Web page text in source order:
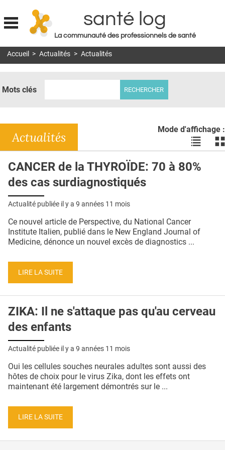
Jump to navigation
santé log
La communauté des professionnels de santé
MON COMPTE
DOSSIERS
RÉSEAUX
E-REVUE SAD
QUI SOMMES-NOUS ?
CONDITIONS GÉNÉRALES
CRÉDITS
Accueil > Actualités > Actualités
Mots clés
Mode d'affichage :
Voir
les
en
les
Actualités
CANCER de la THYROÏDE: 70 à 80%
des cas surdiagnostiqués
Actualité publiée il y a 9 années 11 mois
Ce nouvel article de Perspective, du National Cancer
Institute Italien, publié dans le New England Journal of
Medicine, dénonce un nouvel excès de diagnostics ...
LIRE LA SUITE
ZIKA: Il ne s'attaque pas qu'au cerveau
des enfants
Actualité publiée il y a 9 années 11 mois
Oui les cellules souches neurales adultes sont aussi des
hôtes de choix pour le virus Zika, dont les effets ont
maintenant été largement démontrés sur le ...
LIRE LA SUITE